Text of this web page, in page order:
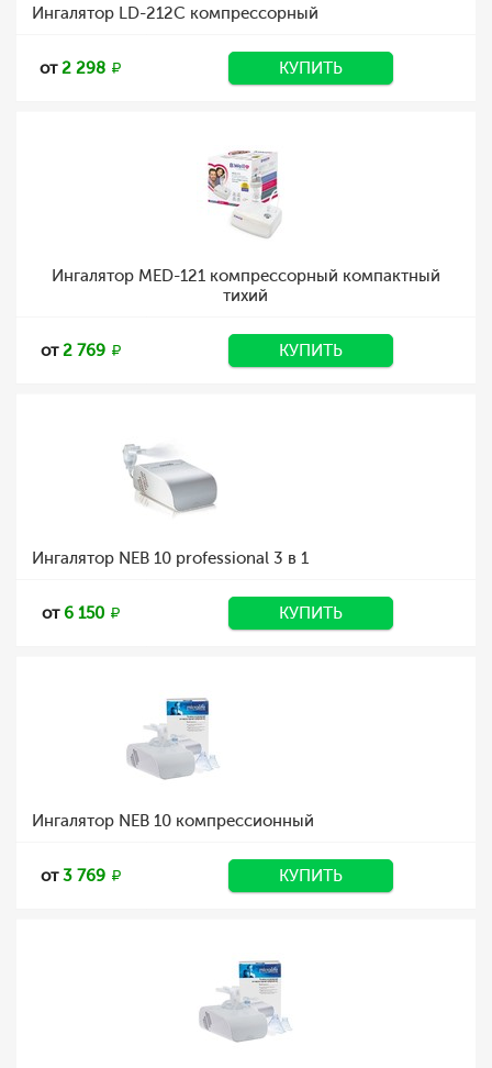
Ингалятор LD-212C компрессорный
от2 298 КУПИТЬ
Ингалятор MED-121 компрессорный компактный
тихий
от2 769 КУПИТЬ
Ингалятор NEB 10 professional 3 в 1
от6 150 КУПИТЬ
Ингалятор NEB 10 компрессионный
от3 769 КУПИТЬ